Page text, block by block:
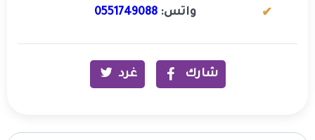
واتس: 0551749088
شارك غرد